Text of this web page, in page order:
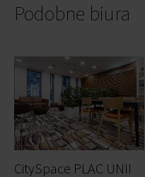
Podobne biura
CitySpace PLAC UNII